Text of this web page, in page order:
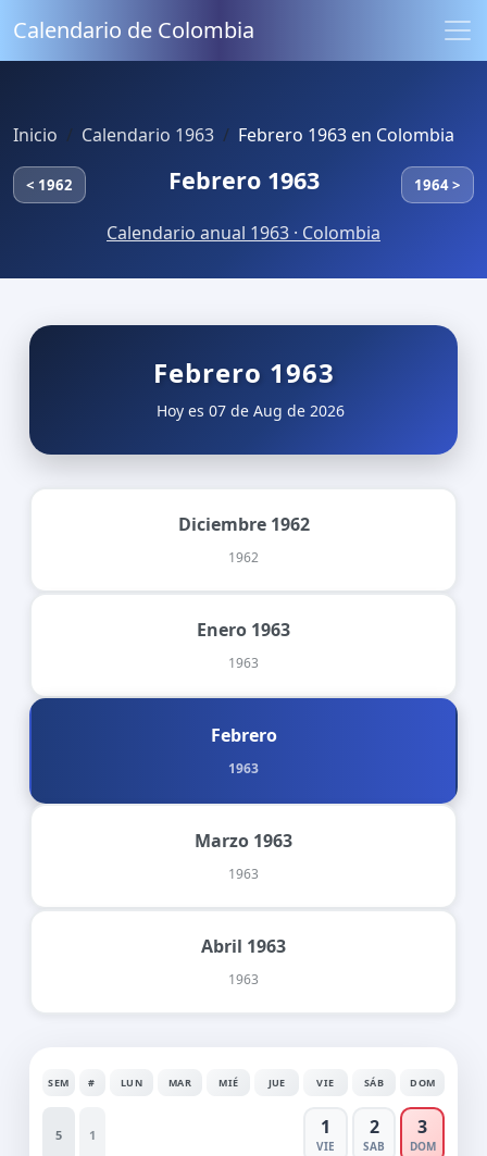
Calendario de Colombia
Inicio Calendario 1963 Febrero 1963 en Colombia
< 1962 Febrero 1963 1964 >
Calendario anual 1963 · Colombia
Febrero 1963
Hoy es 07 de Aug de 2026
Diciembre 1962
1962
Enero 1963
1963
Febrero
1963
Marzo 1963
1963
Abril 1963
1963
SEM # LUN MAR MIÉ JUE VIE SÁB DOM
5 1 1
VIE
2
SAB
3
DOM